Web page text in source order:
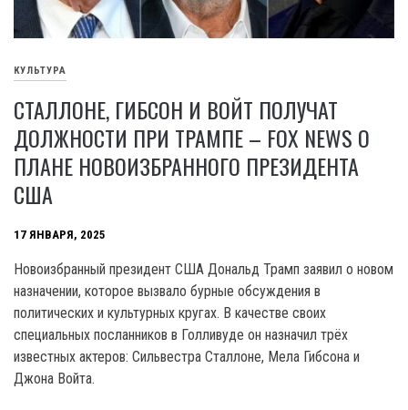
КУЛЬТУРА
СТАЛЛОНЕ, ГИБСОН И ВОЙТ ПОЛУЧАТ
ДОЛЖНОСТИ ПРИ ТРАМПЕ – FOX NEWS О
ПЛАНЕ НОВОИЗБРАННОГО ПРЕЗИДЕНТА
США
17 ЯНВАРЯ, 2025
Новоизбранный президент США Дональд Трамп заявил о новом
назначении, которое вызвало бурные обсуждения в
политических и культурных кругах. В качестве своих
специальных посланников в Голливуде он назначил трёх
известных актеров: Сильвестра Сталлоне, Мела Гибсона и
Джона Войта.